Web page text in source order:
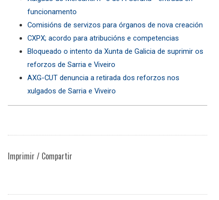
funcionamento
Comisións de servizos para órganos de nova creación
CXPX; acordo para atribucións e competencias
Bloqueado o intento da Xunta de Galicia de suprimir os
reforzos de Sarria e Viveiro
AXG-CUT denuncia a retirada dos reforzos nos
xulgados de Sarria e Viveiro
Imprimir / Compartir